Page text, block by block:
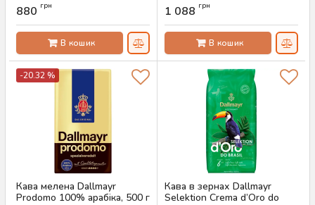
880 грн
В кошик
1 088 грн
В кошик
-20.32 %
Кава мелена Dallmayr
Prodomo 100% арабіка, 500 г
Кава в зернах Dallmayr
Selektion Crema d’Oro do